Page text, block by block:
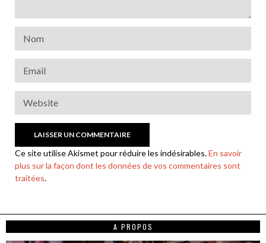
Ce site utilise Akismet pour réduire les indésirables.En savoir
plus sur la façon dont les données de vos commentaires sont
traitées.
A PROPOS